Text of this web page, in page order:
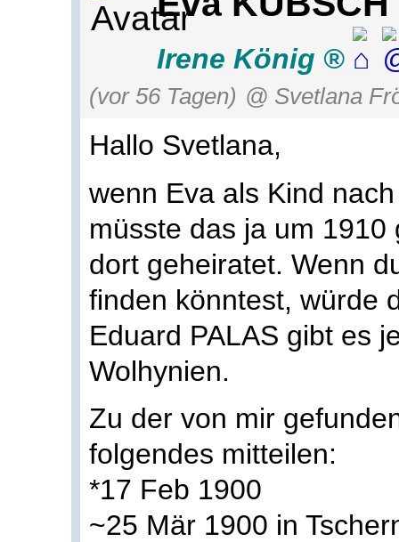
Irene König
(vor 56 Tagen) @ Svetlana
Hallo Svetlana,
wenn Eva als Kind
müsste das ja um
dort geheiratet. Wenn
finden könntest, würde
Eduard PALAS gibt es
Wolhynien.
Zu der von mir
folgendes mitteilen:
*17 Feb 1900
~25 Mär 1900 in